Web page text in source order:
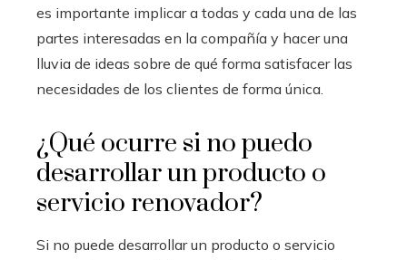
es importante implicar a todas y cada una de las
partes interesadas en la compañía y hacer una
lluvia de ideas sobre de qué forma satisfacer las
necesidades de los clientes de forma única.
¿Qué ocurre si no puedo
desarrollar un producto o
servicio renovador?
Si no puede desarrollar un producto o servicio